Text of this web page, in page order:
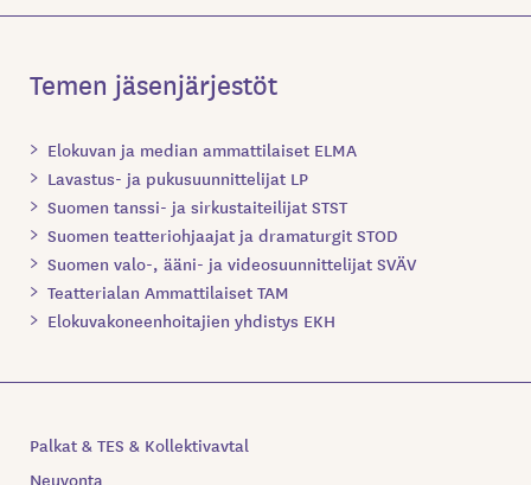
Temen jäsenjärjestöt
Elokuvan ja median ammattilaiset ELMA
Lavastus- ja pukusuunnittelijat LP
Suomen tanssi- ja sirkustaiteilijat STST
Suomen teatteriohjaajat ja dramaturgit STOD
Suomen valo-, ääni- ja videosuunnittelijat SVÄV
Teatterialan Ammattilaiset TAM
Elokuvakoneenhoitajien yhdistys EKH
Palkat & TES & Kollektivavtal
Neuvonta